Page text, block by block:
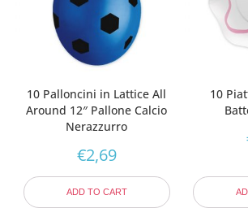
10 Palloncini in Lattice All
Around 12″ Pallone Calcio
Nerazzurro
€2,69
ADD TO CART
10